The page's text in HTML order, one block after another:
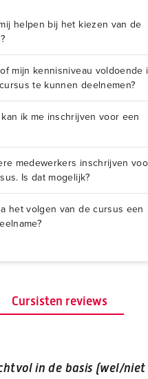
helpen bij het kiezen van de
mijn kennisniveau voldoende
te kunnen deelnemen?
ik me inschrijven voor een
medewerkers inschrijven
Is dat mogelijk?
het volgen van de cursus een
Cursisten reviews
in de basis (wel/niet